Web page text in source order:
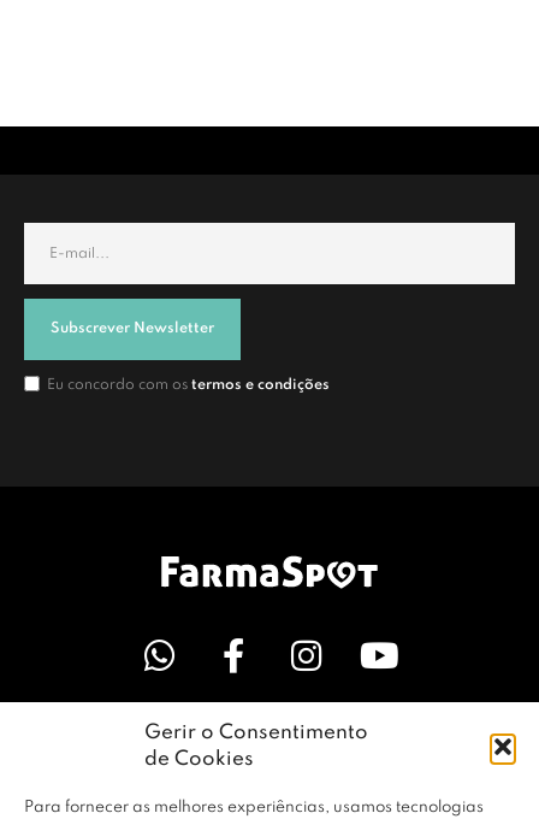
Gerir o Consentimento
de Cookies
Para fornecer as melhores experiências, usamos tecnologias
Subscrever Newsletter
Eu concordo com os termos e condições
LINKS ÚTEIS